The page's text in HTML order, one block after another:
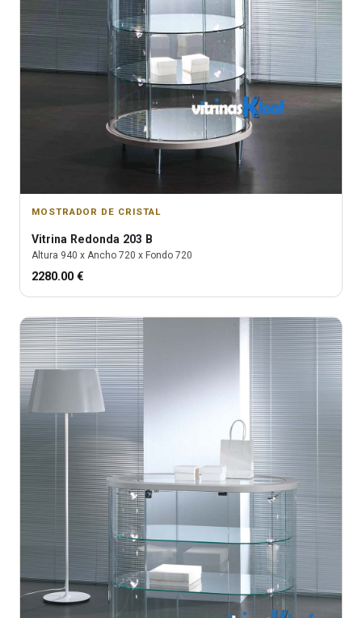
MOSTRADOR DE CRISTAL
Vitrina Redonda 203 B
Altura 940 x Ancho 720 x Fondo 720
2280.00 €